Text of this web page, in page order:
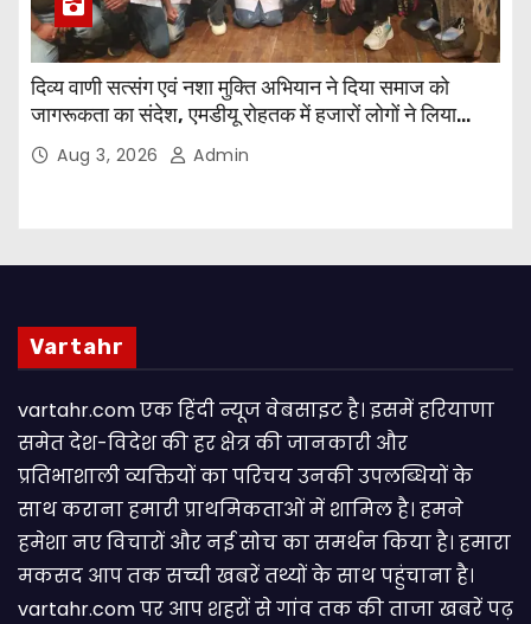
दिव्य वाणी सत्संग एवं नशा मुक्ति अभियान ने दिया समाज को
जागरूकता का संदेश, एमडीयू रोहतक में हजारों लोगों ने लिया
संकल्पAug 3, 2026 Admin
Vartahr
vartahr.com एक हिंदी न्यूज वेबसाइट है। इसमें हरियाणा
समेत देश-विदेश की हर क्षेत्र की जानकारी और
प्रतिभाशाली व्यक्तियों का परिचय उनकी उपलब्धियों के
साथ कराना हमारी प्राथमिकताओं में शामिल है। हमने
हमेशा नए विचारों और नई सोच का समर्थन किया है। हमारा
मकसद आप तक सच्ची खबरें तथ्यों के साथ पहुंचाना है।
vartahr.com पर आप शहरों से गांव तक की ताजा खबरें पढ़